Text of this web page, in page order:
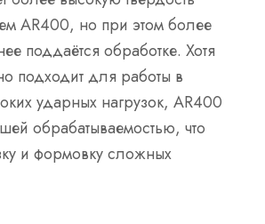
AR400, но при этом более
поддаётся обработке. Хотя
подходит для работы в
ударных нагрузок, AR400
обрабатываемостью, что
и формовку сложных